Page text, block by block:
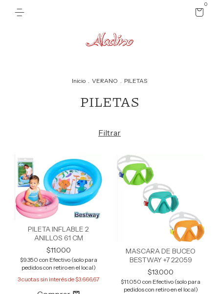
0
Inicio . VERANO . PILETAS
PILETAS
Filtrar
PILETA INFLABLE 2
ANILLOS 61 CM
$11.000
$9.350 con Efectivo (solo para
pedidos con retiro en el local)
3cuotas sin interés de$3.666,67
MASCARA DE BUCEO
BESTWAY +7 22059
$13.000
$11.050 con Efectivo (solo para
pedidos con retiro en el local)